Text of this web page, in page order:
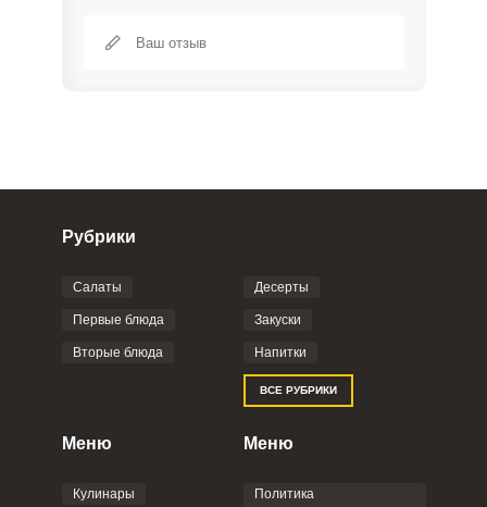
Фото до 4 шт, до 5 mb
Отправляя эту форму, вы соглашаетесь с
Политикой
Пользовательским
соглашением
Рубрики
Салаты
Первые блюда
Вторые блюда
Десерты
Закуски
Напитки
ВСЕ РУБРИКИ
Меню
Кулинары
Меню
Политика